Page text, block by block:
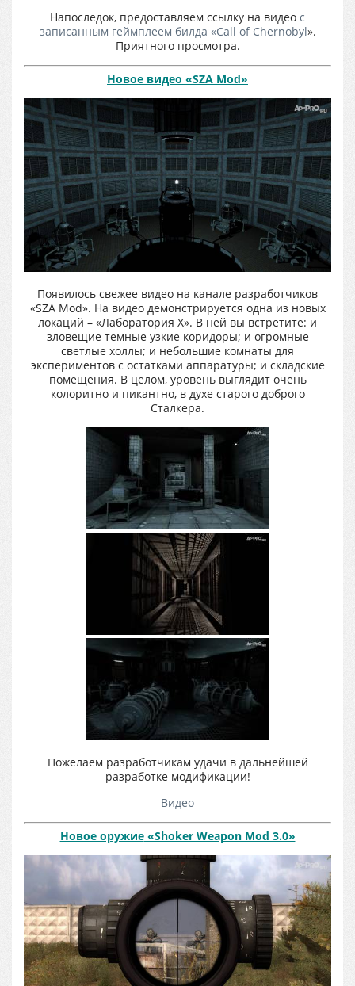
Напоследок, предоставляем ссылку на видео с
записанным геймплеем билда «Call of Chernobyl».
Приятного просмотра.
Новое видео «SZA Mod»
Появилось свежее видео на канале разработчиков
«SZA Mod». На видео демонстрируется одна из новых
локаций – «Лаборатория Х». В ней вы встретите: и
зловещие темные узкие коридоры; и огромные
светлые холлы; и небольшие комнаты для
экспериментов с остатками аппаратуры; и складские
помещения. В целом, уровень выглядит очень
колоритно и пикантно, в духе старого доброго
Сталкера.
Пожелаем разработчикам удачи в дальнейшей
разработке модификации!
Видео
Новое оружие«Shoker Weapon Mod 3.0»